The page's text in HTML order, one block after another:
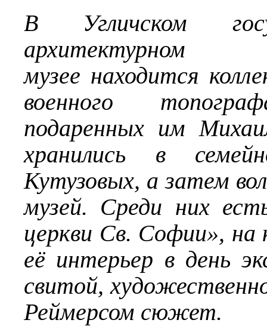
В Угличском
музее находится
военного
подаренных им
хранились в
Кутузовых, а затем
музей. Среди них
церкви Св. Софии», на
её интерьер в день
свитой,
Реймерсом сюжет.